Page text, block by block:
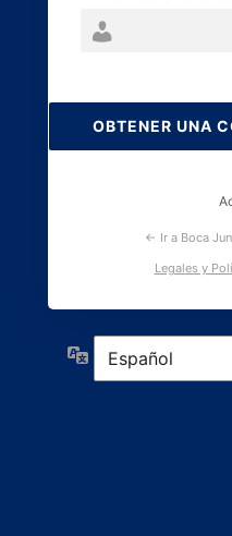
← Ir a Boca
Legales y
Idioma